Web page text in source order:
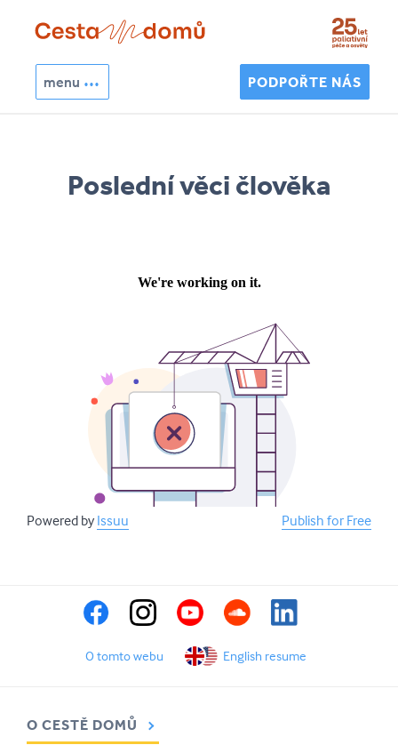
Přejít k hlavnímu obsahu
menu PODPOŘTE NÁS
Poslední věci člověka
Powered by Issuu Publish for Free
O tomto webu English resume
O CESTĚ DOMŮ